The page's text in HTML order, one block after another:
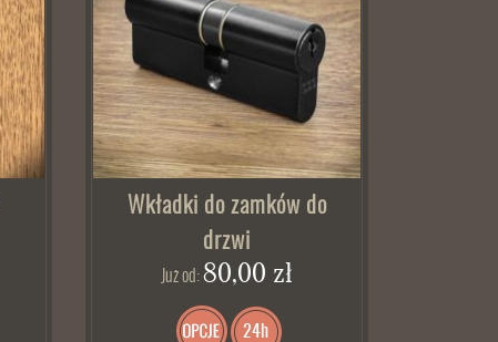
Wkładki do zamków do
drzwi
Już od:80,00 zł
24h